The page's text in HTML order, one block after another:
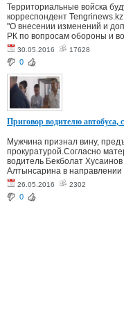
Территориальные войска
корреспондент
"О внесении изменений и
РК по вопросам обороны и
30.05.2016 17628
0
Приговор водителю автобуса,
Мужчина признал вину,
прокуратурой.Согласно
водитель Бекболат
Алтынсарина в
26.05.2016 2302
0